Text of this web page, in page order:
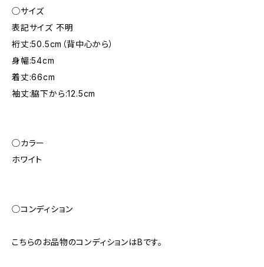
◯サイズ
表記サイズ 不明
裄丈:50.5cm（背中心から）
身幅:54cm
着丈:66cm
袖丈:脇下から:12.5cm
◯カラー
ホワイト
◯コンディション
こちらのお品物のコンディションはBです。